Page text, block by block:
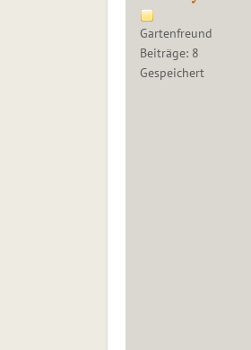
Gartenfreund
Beiträge: 8
Gespeichert